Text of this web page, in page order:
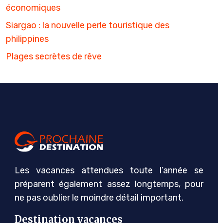
économiques
Siargao : la nouvelle perle touristique des
philippines
Plages secrètes de rêve
Les vacances attendues toute l’année se
préparent également assez longtemps, pour
ne pas oublier le moindre détail important.
Destination vacances